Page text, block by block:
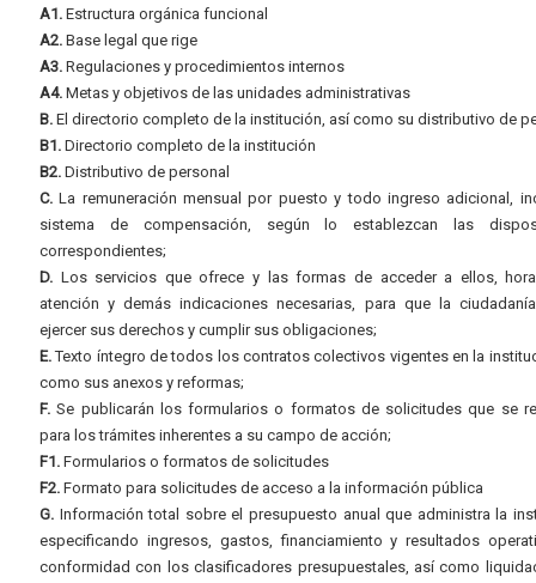
A1. Estructura orgánica funcional
A2. Base legal que rige
A3. Regulaciones y procedimientos internos
A4. Metas y objetivos de las unidades administrativas
B. El directorio completo de la institución, así como su distributivo de
B1. Directorio completo de la institución
B2. Distributivo de personal
C. La remuneración mensual por puesto y todo ingreso adicional,
sistema de compensación, según lo establezcan las
correspondientes;
D. Los servicios que ofrece y las formas de acceder a ellos,
atención y demás indicaciones necesarias, para que la
ejercer sus derechos y cumplir sus obligaciones;
E.Texto íntegro de todos los contratos colectivos vigentes en la
como sus anexos y reformas;
F. Se publicarán los formularios o formatos de solicitudes que se
para los trámites inherentes a su campo de acción;
F1. Formularios o formatos de solicitudes
F2. Formato para solicitudes de acceso a la información pública
G. Información total sobre el presupuesto anual que administra la
especificando ingresos, gastos, financiamiento y resultados
conformidad con los clasificadores presupuestales, así como